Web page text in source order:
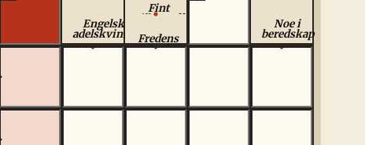
Engelsk
adelskvinne
Fint
silkestoff
Fredens
fugl
Noe i
beredskap